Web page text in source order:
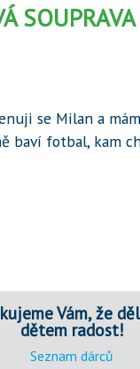
SOUPRAVA
se Milan a
baví fotbal, kam
Vám, že
dětem radost!
Seznam dárců